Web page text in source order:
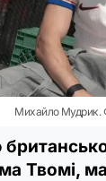
Михайло Мудрик.
Твомі,